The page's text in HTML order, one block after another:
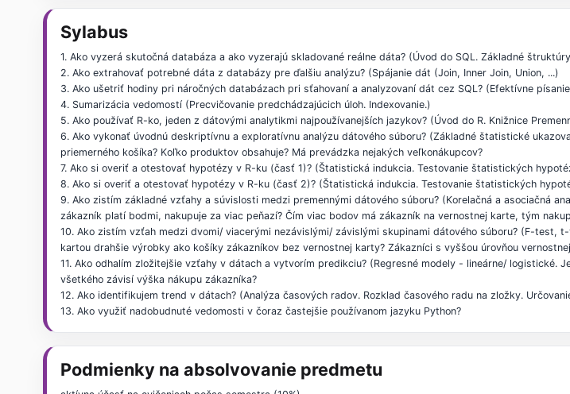
Sylabus
1. Ako vyzerá skutočná databáza a ako vyzerajú skladované reálne dáta? (Úvod do SQL. Základné
2. Ako extrahovať potrebné dáta z databázy pre ďalšiu analýzu? (Spájanie dát (Join, Inner Join, Union, ...)
3. Ako ušetriť hodiny pri náročných databázach pri sťahovaní a analyzovaní dát cez SQL? (Efektívne
4. Sumarizácia vedomostí (Precvičovanie predchádzajúcich úloh. Indexovanie.)
5. Ako používať R-ko, jeden z dátovými analytikmi najpoužívanejších jazykov? (Úvod do R. Knižnice
6. Ako vykonať úvodnú deskriptívnu a exploratívnu analýzu dátového súboru? (Základné štatistické
priemerného košíka? Koľko produktov obsahuje? Má prevádzka nejakých veľkonákupcov?
7. Ako si overiť a otestovať hypotézy v R-ku (časť 1)? (Štatistická indukcia. Testovanie štatistických
8. Ako si overiť a otestovať hypotézy v R-ku (časť 2)? (Štatistická indukcia. Testovanie štatistických
9. Ako zistím základné vzťahy a súvislosti medzi premennými dátového súboru? (Korelačná a asociačná
zákazník platí bodmi, nakupuje za viac peňazí? Čím viac bodov má zákazník na vernostnej karte, tým
10. Ako zistím vzťah medzi dvomi/ viacerými nezávislými/ závislými skupinami dátového súboru? (F-test,
kartou drahšie výrobky ako košíky zákazníkov bez vernostnej karty? Zákazníci s vyššou úrovňou
11. Ako odhalím zložitejšie vzťahy v dátach a vytvorím predikciu? (Regresné modely - lineárne/ logistické.
všetkého závisí výška nákupu zákazníka?
12. Ako identifikujem trend v dátach? (Analýza časových radov. Rozklad časového radu na zložky.
13. Ako využiť nadobudnuté vedomosti v čoraz častejšie používanom jazyku Python?
Podmienky na absolvovanie predmetu